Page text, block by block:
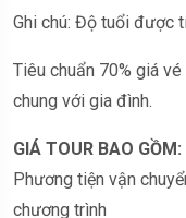
Ghi chú: Độ tuổi được
Tiêu chuẩn 70% giá
chung với gia đình.
GIÁ TOUR BAO GỒM:
Phương tiện vận
chương trình